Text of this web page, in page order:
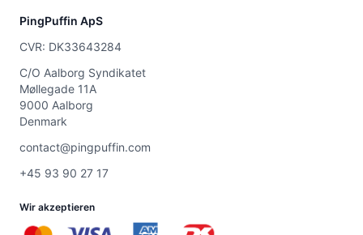
PingPuffin ApS
CVR: DK33643284
C/O Aalborg Syndikatet
Møllegade 11A
9000 Aalborg
Denmark
contact@pingpuffin.com
+45 93 90 27 17
Wir akzeptieren